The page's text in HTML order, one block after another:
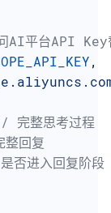
问AI平台API
,
完整思考过程
回复
否进入回复阶段